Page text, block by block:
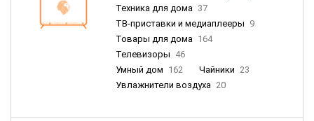
Техника для дома 37
ТВ-приставки и медиаплееры 9
Товары для дома 164
Телевизоры 46
Умный дом 162 Чайники 23
Увлажнители воздуха 20